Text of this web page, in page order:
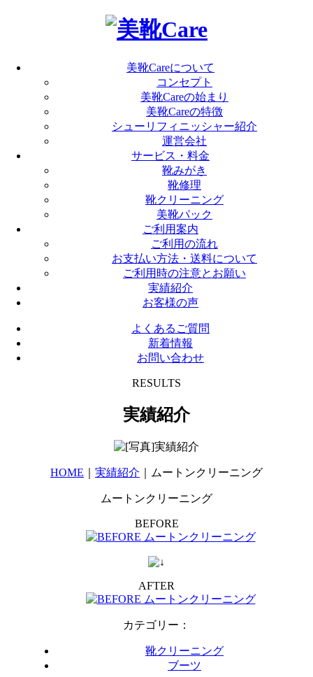
美靴Careについて
コンセプト
美靴Careの始まり
美靴Careの特徴
シューリフィニッシャー紹介
運営会社
サービス・料金
靴みがき
靴修理
靴クリーニング
美靴パック
ご利用案内
ご利用の流れ
お支払い方法・送料について
ご利用時の注意とお願い
実績紹介
お客様の声
よくあるご質問
新着情報
お問い合わせ
RESULTS
実績紹介
HOME 実績紹介 ｜ムートンクリーニング
ムートンクリーニング
BEFORE
AFTER
カテゴリー ：
靴クリーニング
ブーツ